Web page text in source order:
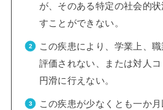
が、そのある特定の社会的
すことができない。
この疾患により、学業上、
評価されない、または対人
円滑に行えない。
この疾患が少なくとも一か月